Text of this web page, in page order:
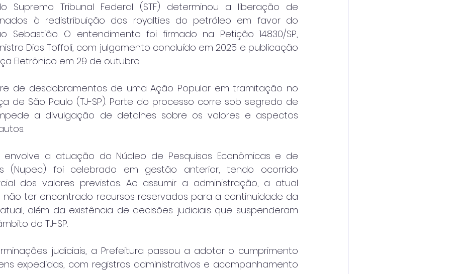
Supremo Tribunal Federal (STF) determinou a liberação de
à redistribuição dos royalties do petróleo em favor do
Sebastião. O entendimento foi firmado na Petição 14.830/SP,
Dias Toffoli, com julgamento concluído em 2025 e publicação
Eletrônico em 29 de outubro.
de desdobramentos de uma Ação Popular em tramitação no
de São Paulo (TJ-SP). Parte do processo corre sob segredo de
a divulgação de detalhes sobre os valores e aspectos
a atuação do Núcleo de Pesquisas Econômicas e de
(Nupec) foi celebrado em gestão anterior, tendo ocorrido
dos valores previstos. Ao assumir a administração, a atual
não ter encontrado recursos reservados para a continuidade da
além da existência de decisões judiciais que suspenderam
do TJ-SP.
judiciais, a Prefeitura passou a adotar o cumprimento
expedidas, com registros administrativos e acompanhamento